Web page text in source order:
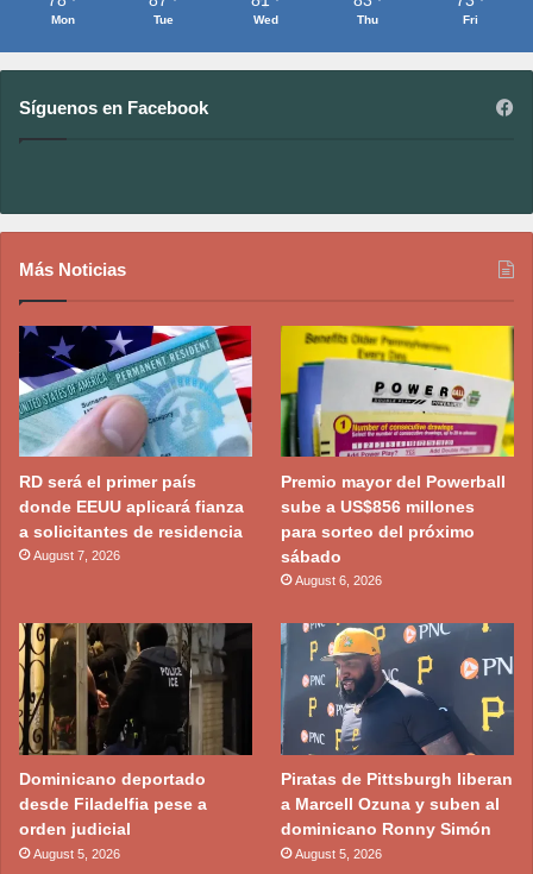
Mon Tue Wed Thu Fri
Síguenos en Facebook
Más Noticias
RD será el primer país
donde EEUU aplicará fianza
a solicitantes de residencia
August 7, 2026
Premio mayor del Powerball
sube a US$856 millones
para sorteo del próximo
sábado
August 6, 2026
Dominicano deportado
desde Filadelfia pese a
orden judicial
August 5, 2026
Piratas de Pittsburgh liberan
a Marcell Ozuna y suben al
dominicano Ronny Simón
August 5, 2026